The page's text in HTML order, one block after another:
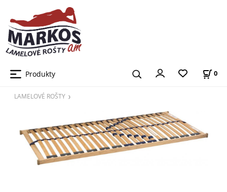
Produkty 0
LAMELOVÉ ROŠTY